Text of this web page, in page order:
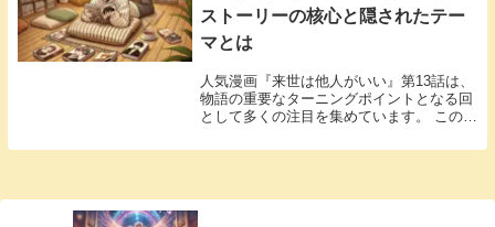
ストーリーの核心と隠されたテー
マとは
人気漫画『来世は他人がいい』第13話は、
物語の重要なターニングポイントとなる回
として多くの注目を集めています。 このエ
観が揺れる出来事が描かれ、物語の本質を